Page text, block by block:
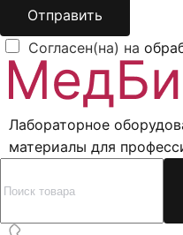
Отправить
Согласен(на) на
Лабораторное
материалы для